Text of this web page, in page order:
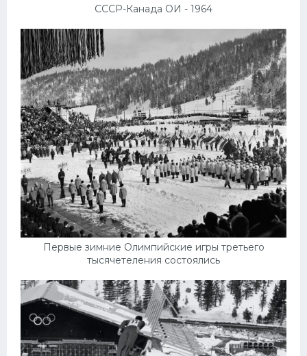
СССР-Канада ОИ - 1964
Первые зимние Олимпийские игры третьего
тысячетеления состоялись